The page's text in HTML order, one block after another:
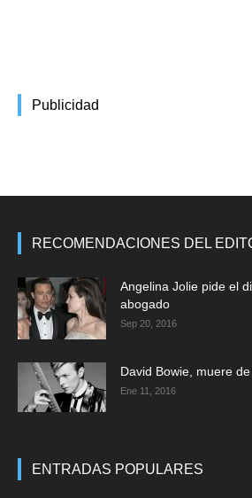
Publicidad
RECOMENDACIONES DEL
Angelina Jolie pide el
abogado
Sep 20, 2016
David Bowie, muere
Ene 11, 2016
ENTRADAS POPULARES